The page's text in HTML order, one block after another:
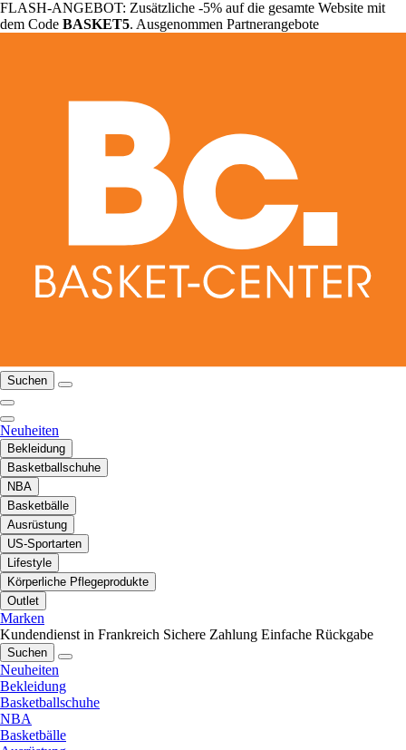
FLASH-ANGEBOT: Zusätzliche -5% auf die gesamte Website mit
dem Code BASKET5. Ausgenommen Partnerangebote
Suchen
Neuheiten
Bekleidung
Basketballschuhe
NBA
Basketbälle
Ausrüstung
US-Sportarten
Lifestyle
Körperliche Pflegeprodukte
Outlet
Marken
Kundendienst in Frankreich Sichere Zahlung Einfache Rückgabe
Suchen
Neuheiten
Bekleidung
Basketballschuhe
NBA
Basketbälle